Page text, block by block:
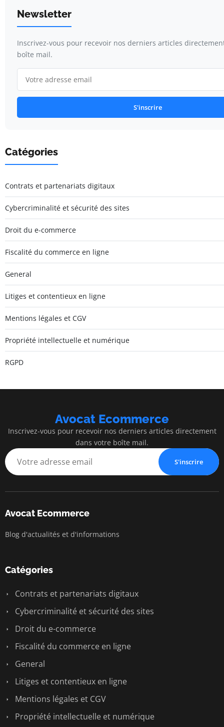
Newsletter
Inscrivez-vous pour recevoir nos derniers articles
boîte mail.
S'inscrire
Catégories
Contrats et partenariats digitaux
Cybercriminalité et sécurité des sites
Droit du e-commerce
Fiscalité du commerce en ligne
General
Litiges et contentieux en ligne
Mentions légales et CGV
Propriété intellectuelle et numérique
RGPD
Avocat Ecommerce
Inscrivez-vous pour recevoir nos derniers articles directement
dans votre boîte mail.
S'inscrire
Avocat Ecommerce
Blog d'actualités et d'informations
Catégories
Contrats et partenariats digitaux
Cybercriminalité et sécurité des sites
Droit du e-commerce
Fiscalité du commerce en ligne
General
Litiges et contentieux en ligne
Mentions légales et CGV
Propriété intellectuelle et numérique